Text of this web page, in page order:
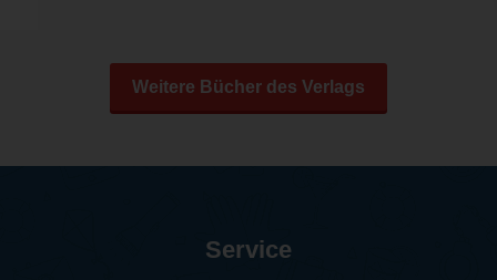
Weitere Bücher des Verlags
Service